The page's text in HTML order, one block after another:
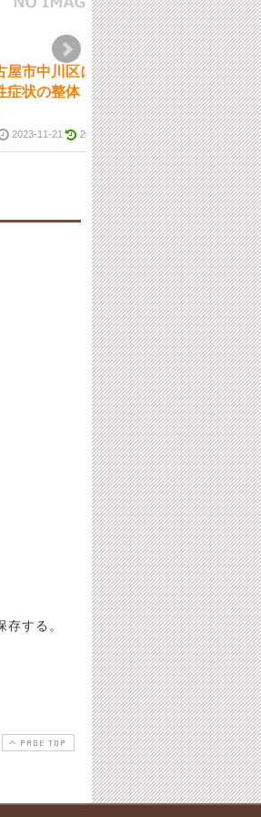
屋市中川区にある
症状の整体「3回
2023-11-21 2023-12-03
名古屋市中川区
「老人ホーム」
する。
PAGE TOP